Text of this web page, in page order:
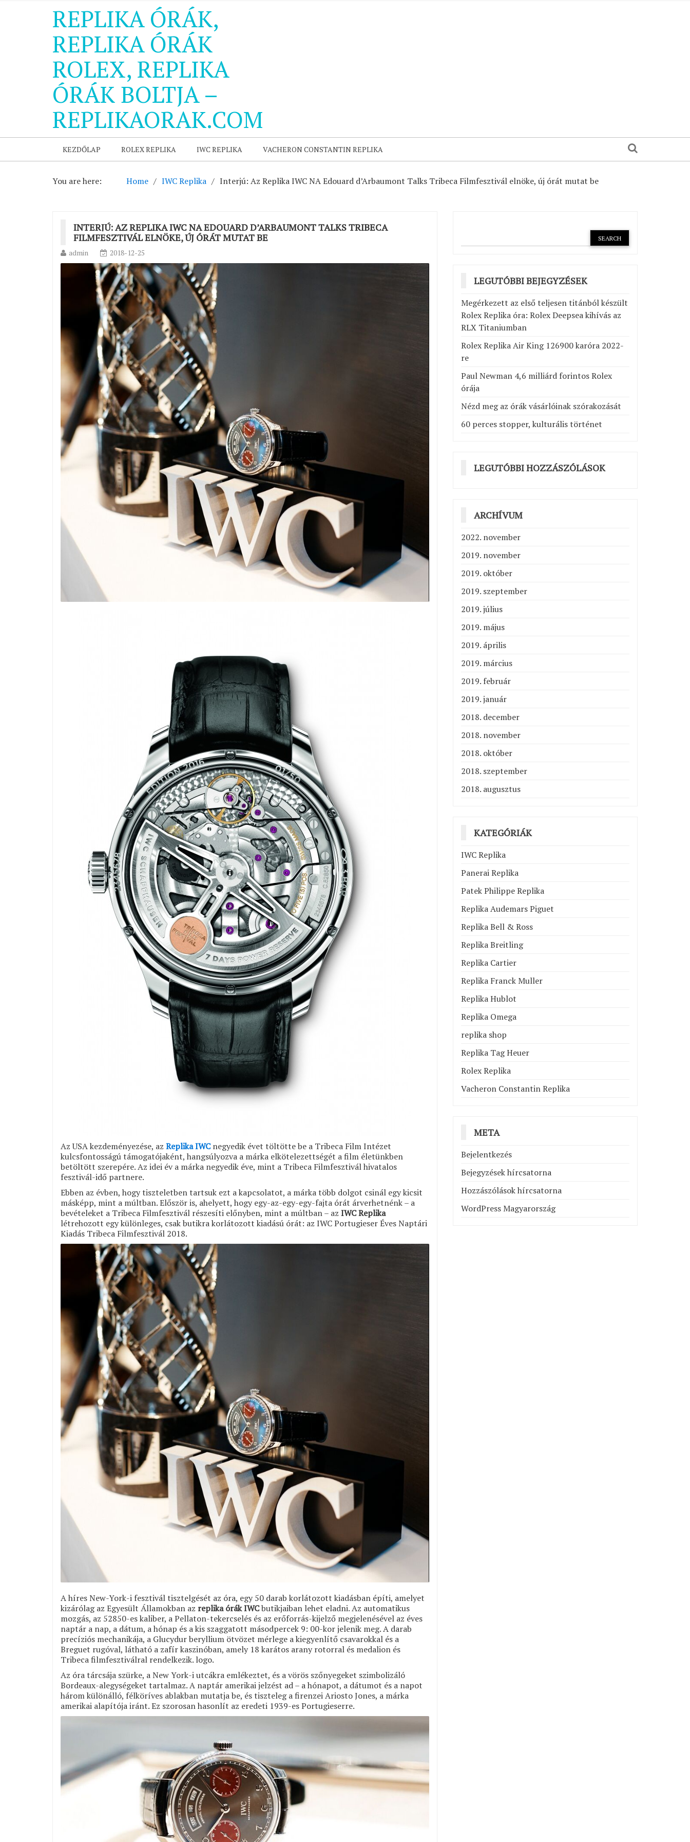
REPLIKA ÓRÁK,
REPLIKA ÓRÁK
ROLEX, REPLIKA
ÓRÁK BOLTJA –
REPLIKAORAK.COM
KEZDŐLAP ROLEX REPLIKA IWC REPLIKA VACHERON CONSTANTIN REPLIKA
You are here: Home IWC Replika Interjú: Az Replika IWC NA Edouard d’Arbaumont Talks Tribeca Filmfesztivál elnöke, új órát mutat be
INTERJÚ: AZ REPLIKA IWC NA EDOUARD D’ARBAUMONT TALKS TRIBECA
FILMFESZTIVÁL ELNÖKE, ÚJ ÓRÁT MUTAT BE
admin 2018-12-25
Az USA kezdeményezése, az Replika IWCnegyedik évet töltötte be a Tribeca Film Intézet
kulcsfontosságú támogatójaként, hangsúlyozva a márka elkötelezettségét a film életünkben
betöltött szerepére. Az idei év a márka negyedik éve, mint a Tribeca Filmfesztivál hivatalos
fesztivál-idő partnere.
Ebben az évben, hogy tiszteletben tartsuk ezt a kapcsolatot, a márka több dolgot csinál egy kicsit
másképp, mint a múltban. Először is, ahelyett, hogy egy-az-egy-egy-fajta órát árverhetnénk – a
bevételeket a Tribeca Filmfesztivál részesíti előnyben, mint a múltban – az IWC Replika
létrehozott egy különleges, csak butikra korlátozott kiadású órát: az IWC Portugieser Éves Naptári
Kiadás Tribeca Filmfesztivál 2018.
A híres New-York-i fesztivál tisztelgését az óra, egy 50 darab korlátozott kiadásban építi, amelyet
kizárólag az Egyesült Államokban az replika órák IWCbutikjaiban lehet eladni. Az automatikus
mozgás, az 52850-es kaliber, a Pellaton-tekercselés és az erőforrás-kijelző megjelenésével az éves
naptár a nap, a dátum, a hónap és a kis szaggatott másodpercek 9: 00-kor jelenik meg. A darab
precíziós mechanikája, a Glucydur beryllium ötvözet mérlege a kiegyenlítő csavarokkal és a
Breguet rugóval, látható a zafír kaszinóban, amely 18 karátos arany rotorral és medalion és
Tribeca filmfesztiválral rendelkezik. logo.
Az óra tárcsája szürke, a New York-i utcákra emlékeztet, és a vörös szőnyegeket szimbolizáló
Bordeaux-alegységeket tartalmaz. A naptár amerikai jelzést ad – a hónapot, a dátumot és a napot
három különálló, félköríves ablakban mutatja be, és tiszteleg a firenzei Ariosto Jones, a márka
amerikai alapítója iránt. Ez szorosan hasonlít az eredeti 1939-es Portugieserre.
LEGUTÓBBI BEJEGYZÉSEK
Megérkezett az első teljesen titánból készült
Rolex Replika óra: Rolex Deepsea kihívás az
RLX Titaniumban
Rolex Replika Air King 126900 karóra 2022-
re
Paul Newman 4,6 milliárd forintos Rolex
órája
Nézd meg az órák vásárlóinak szórakozását
60 perces stopper, kulturális történet
LEGUTÓBBI HOZZÁSZÓLÁSOK
ARCHÍVUM
2022. november
2019. november
2019. október
2019. szeptember
2019. július
2019. május
2019. április
2019. március
2019. február
2019. január
2018. december
2018. november
2018. október
2018. szeptember
2018. augusztus
KATEGÓRIÁK
IWC Replika
Panerai Replika
Patek Philippe Replika
Replika Audemars Piguet
Replika Bell & Ross
Replika Breitling
Replika Cartier
Replika Franck Muller
Replika Hublot
Replika Omega
replika shop
Replika Tag Heuer
Rolex Replika
Vacheron Constantin Replika
META
Bejelentkezés
Bejegyzések hírcsatorna
Hozzászólások hírcsatorna
WordPress Magyarország